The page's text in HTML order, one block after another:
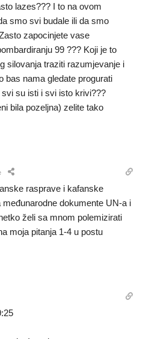
lazes??? I to na ovom
smo svi budale ili da smo
zapocinjete vase
99 ??? Koji je to
silovanja traziti razumjevanje i
bas nama gledate progurati
su isti i svi isto krivi???
bila pozeljna) zelite tako
rasprave i kafanske
dokumente UN-a i
želi sa mnom polemizirati
moja pitanja 1-4 u postu